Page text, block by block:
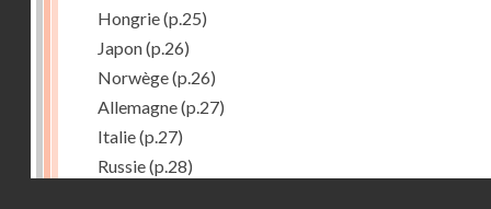
Hongrie(p.25)
Japon(p.26)
Norwège(p.26)
Allemagne(p.27)
Italie(p.27)
Russie(p.28)